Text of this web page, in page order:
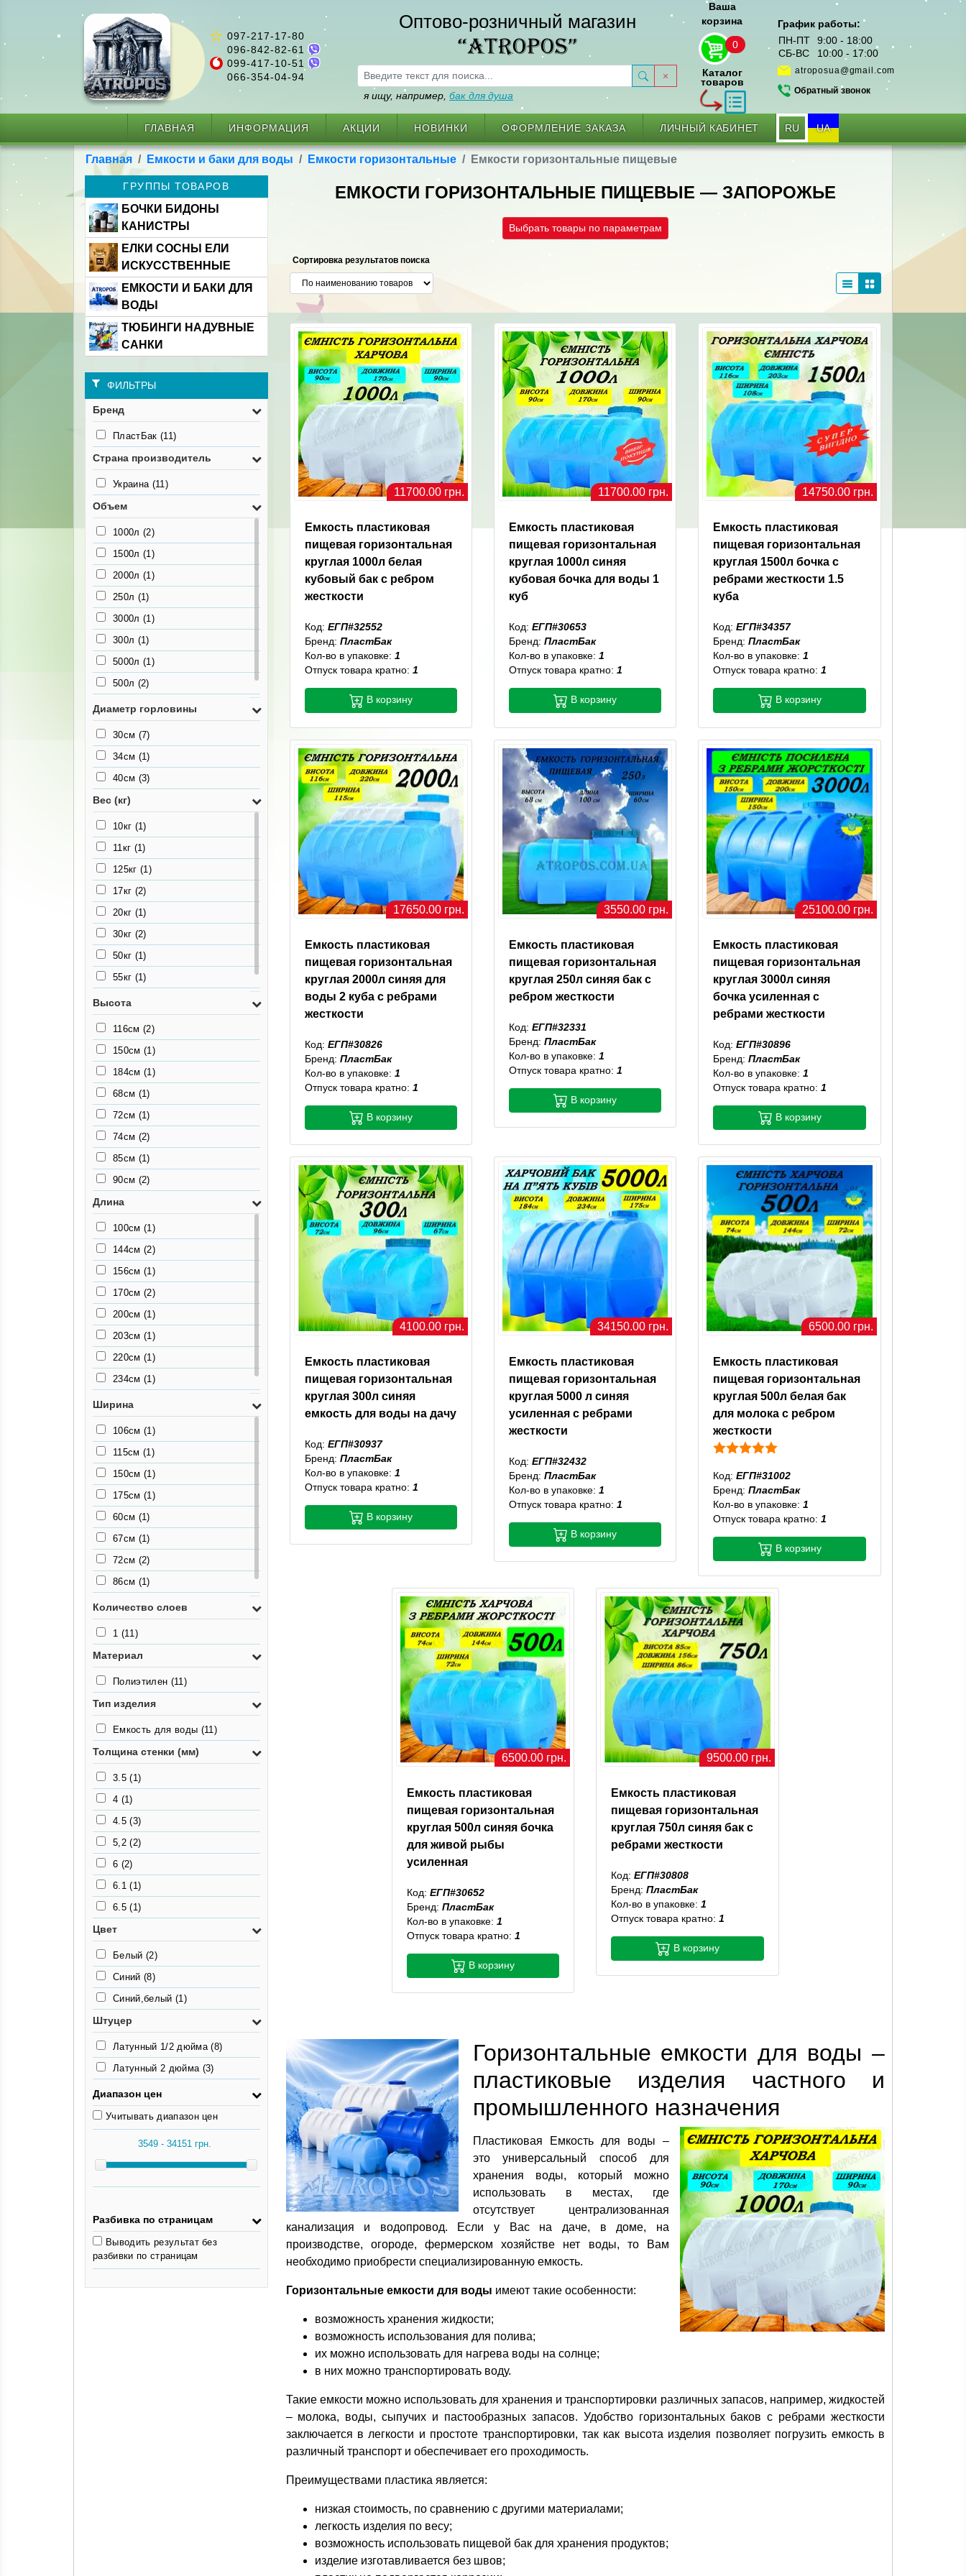
097-217-17-80
096-842-82-61
099-417-10-51
066-354-04-94
Оптово-розничный магазин
“ATROPOS”
я ищу, например, бак для душа
Ваша
корзина
0
Каталог
товаров
График работы:
ПН-ПТ
9:00 - 18:00
СБ-ВС
10:00 - 17:00
atroposua@gmail.com
Обратный звонок
ГЛАВНАЯ ИНФОРМАЦИЯ АКЦИИ НОВИНКИ ОФОРМЛЕНИЕ ЗАКАЗА ЛИЧНЫЙ КАБИНЕТ RU UA
Главная Емкости и баки для воды Емкости горизонтальные Емкости горизонтальные пищевые
ГРУППЫ ТОВАРОВ
БОЧКИ БИДОНЫ
КАНИСТРЫ
ЕЛКИ СОСНЫ ЕЛИ
ИСКУССТВЕННЫЕ
ЕМКОСТИ И БАКИ ДЛЯ
ВОДЫ
ТЮБИНГИ НАДУВНЫЕ
САНКИ
ФИЛЬТРЫ
Бренд
ПластБак (11)
Страна производитель
Украина (11)
Объем
1000л (2)
1500л (1)
2000л (1)
250л (1)
3000л (1)
300л (1)
5000л (1)
500л (2)
750л (1)
Диаметр горловины
30см (7)
34см (1)
40см (3)
Вес (кг)
10кг (1)
11кг (1)
125кг (1)
17кг (2)
20кг (1)
30кг (2)
50кг (1)
55кг (1)
80кг
Высота
116см (2)
150см (1)
184см (1)
68см (1)
72см (1)
74см (2)
85см (1)
90см (2)
Длина
100см (1)
144см (2)
156см (1)
170см (2)
200см (1)
203см (1)
220см (1)
234см (1)
96см
Ширина
106см (1)
115см (1)
150см (1)
175см (1)
60см (1)
67см (1)
72см (2)
86см (1)
90см(2)
Количество слоев
1 (11)
Материал
Полиэтилен (11)
Тип изделия
Емкость для воды (11)
Толщина стенки (мм)
3.5(1)
4 (1)
4.5(3)
5,2(2)
6 (2)
6.1(1)
6.5(1)
Цвет
Белый (2)
Синий (8)
Синий,белый (1)
Штуцер
Латунный 1/2 дюйма(8)
Латунный 2 дюйма (3)
Диапазон цен
Учитывать диапазон цен
Разбивка по страницам
Выводить результат без
разбивки по страницам
ЕМКОСТИ ГОРИЗОНТАЛЬНЫЕ ПИЩЕВЫЕ — ЗАПОРОЖЬЕ
Выбрать товары по параметрам
Сортировка результатов поиска
11700.00 грн.
Емкость пластиковая
пищевая горизонтальная
круглая 1000л белая
кубовый бак с ребром
жесткости
Код: ЕГП#32552
Бренд: ПластБак
Кол-во в упаковке: 1
Отпуск товара кратно: 1
В корзину
11700.00 грн.
Емкость пластиковая
пищевая горизонтальная
круглая 1000л синяя
кубовая бочка для воды 1
куб
Код: ЕГП#30653
Бренд: ПластБак
Кол-во в упаковке: 1
Отпуск товара кратно: 1
В корзину
14750.00 грн.
Емкость пластиковая
пищевая горизонтальная
круглая 1500л бочка с
ребрами жесткости 1.5
куба
Код:ЕГП#34357
Бренд:ПластБак
Кол-во в упаковке:1
Отпуск товара кратно:1
В корзину
17650.00 грн.
Емкость пластиковая
пищевая горизонтальная
круглая 2000л синяя для
воды 2 куба с ребрами
жесткости
Код: ЕГП#30826
Бренд: ПластБак
Кол-во в упаковке: 1
Отпуск товара кратно: 1
В корзину
3550.00 грн.
Емкость пластиковая
пищевая горизонтальная
круглая 250л синяя бак с
ребром жесткости
Код: ЕГП#32331
Бренд: ПластБак
Кол-во в упаковке: 1
Отпуск товара кратно: 1
В корзину
25100.00 грн.
Емкость пластиковая
пищевая горизонтальная
круглая 3000л синяя
бочка усиленная с
ребрами жесткости
Код:ЕГП#30896
Бренд:ПластБак
Кол-во в упаковке:1
Отпуск товара кратно:1
В корзину
4100.00 грн.
Емкость пластиковая
пищевая горизонтальная
круглая 300л синяя
емкость для воды на дачу
Код: ЕГП#30937
Бренд: ПластБак
Кол-во в упаковке: 1
Отпуск товара кратно: 1
В корзину
34150.00 грн.
Емкость пластиковая
пищевая горизонтальная
круглая 5000 л синяя
усиленная с ребрами
жесткости
Код: ЕГП#32432
Бренд: ПластБак
Кол-во в упаковке: 1
Отпуск товара кратно: 1
В корзину
6500.00 грн.
Емкость пластиковая
пищевая горизонтальная
круглая 500л белая бак
для молока с ребром
жесткости
Код:ЕГП#31002
Бренд:ПластБак
Кол-во в упаковке:1
Отпуск товара кратно:1
В корзину
6500.00 грн.
Емкость пластиковая
пищевая горизонтальная
круглая 500л синяя бочка
для живой рыбы
усиленная
Код: ЕГП#30652
Бренд: ПластБак
Кол-во в упаковке: 1
Отпуск товара кратно: 1
В корзину
9500.00 грн.
Емкость пластиковая
пищевая горизонтальная
круглая 750л синяя бак с
ребрами жесткости
Код:ЕГП#30808
Бренд:ПластБак
Кол-во в упаковке:1
Отпуск товара кратно:1
В корзину
Горизонтальные емкости для воды –
пластиковые изделия частного и
промышленного назначения
Пластиковая Емкость для воды –
это универсальный способ для
хранения воды, который можно
использовать в местах, где
отсутствует централизованная
канализация и водопровод. Если у Вас на даче, в доме, на
производстве, огороде, фермерском хозяйстве нет воды, то Вам
необходимо приобрести специализированную емкость.
Горизонтальные емкости для воды имеют такие особенности:
возможность хранения жидкости;
возможность использования для полива;
их можно использовать для нагрева воды на солнце;
в них можно транспортировать воду.
Такие емкости можно использовать для хранения и транспортировки различных запасов, например, жидкостей
– молока, воды, сыпучих и пастообразных запасов. Удобство горизонтальных баков с ребрами жесткости
заключается в легкости и простоте транспортировки, так как высота изделия позволяет погрузить емкость в
различный транспорт и обеспечивает его проходимость.
Преимуществами пластика является:
низкая стоимость, по сравнению с другими материалами;
легкость изделия по весу;
возможность использовать пищевой бак для хранения продуктов;
изделие изготавливается без швов;